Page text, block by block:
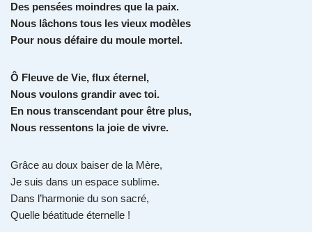
Des pensées moindres que la paix.
Nous lâchons tous les vieux modèles
Pour nous défaire du moule mortel.
Ô Fleuve de Vie, flux éternel,
Nous voulons grandir avec toi.
En nous transcendant pour être plus,
Nous ressentons la joie de vivre.
Grâce au doux baiser de la Mère,
Je suis dans un espace sublime.
Dans l’harmonie du son sacré,
Quelle béatitude éternelle !